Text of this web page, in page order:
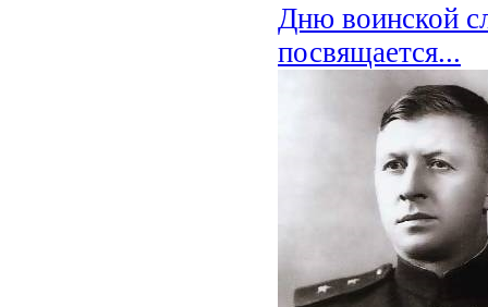
Дню воинской
посвящается...